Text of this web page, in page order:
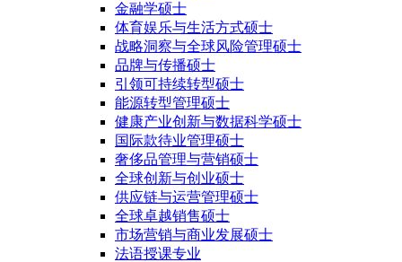
金融学硕士
体育娱乐与生活方式硕士
战略洞察与全球风险管理硕士
品牌与传播硕士
引领可持续转型硕士
能源转型管理硕士
健康产业创新与数据科学硕士
国际款待业管理硕士
奢侈品管理与营销硕士
全球创新与创业硕士
供应链与运营管理硕士
全球卓越销售硕士
市场营销与商业发展硕士
法语授课专业